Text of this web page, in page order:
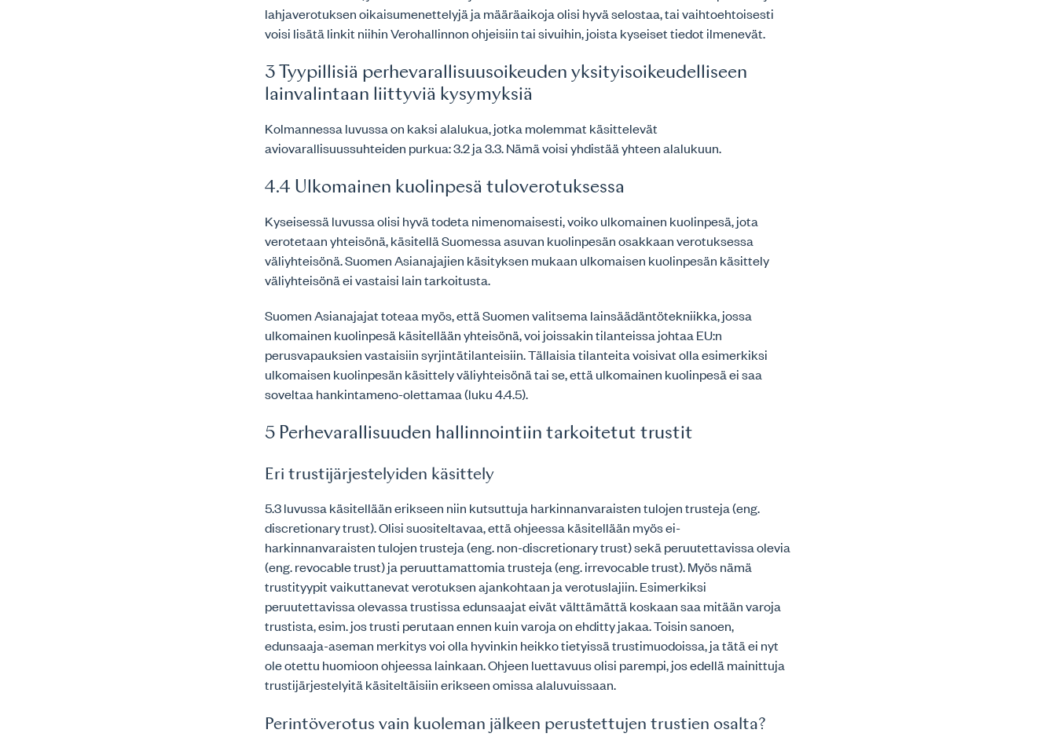
lahjaverotuksen oikaisumenettelyjä ja määräaikoja olisi hyvä selostaa, tai vaihtoehtoisesti
voisi lisätä linkit niihin Verohallinnon ohjeisiin tai sivuihin, joista kyseiset tiedot ilmenevät.
3 Tyypillisiä perhevarallisuusoikeuden yksityisoikeudelliseen
lainvalintaan liittyviä kysymyksiä
Kolmannessa luvussa on kaksi alalukua, jotka molemmat käsittelevät
aviovarallisuussuhteiden purkua: 3.2 ja 3.3. Nämä voisi yhdistää yhteen alalukuun.
4.4 Ulkomainen kuolinpesä tuloverotuksessa
Kyseisessä luvussa olisi hyvä todeta nimenomaisesti, voiko ulkomainen kuolinpesä, jota
verotetaan yhteisönä, käsitellä Suomessa asuvan kuolinpesän osakkaan verotuksessa
väliyhteisönä. Suomen Asianajajien käsityksen mukaan ulkomaisen kuolinpesän käsittely
väliyhteisönä ei vastaisi lain tarkoitusta.
Suomen Asianajajat toteaa myös, että Suomen valitsema lainsäädäntötekniikka, jossa
ulkomainen kuolinpesä käsitellään yhteisönä, voi joissakin tilanteissa johtaa EU:n
perusvapauksien vastaisiin syrjintätilanteisiin. Tällaisia tilanteita voisivat olla esimerkiksi
ulkomaisen kuolinpesän käsittely väliyhteisönä tai se, että ulkomainen kuolinpesä ei saa
soveltaa hankintameno-olettamaa (luku 4.4.5).
5 Perhevarallisuuden hallinnointiin tarkoitetut trustit
Eri trustijärjestelyiden käsittely
5.3 luvussa käsitellään erikseen niin kutsuttuja harkinnanvaraisten tulojen trusteja (eng.
discretionary trust). Olisi suositeltavaa, että ohjeessa käsitellään myös ei-
harkinnanvaraisten tulojen trusteja (eng. non-discretionary trust) sekä peruutettavissa olevia
(eng. revocable trust) ja peruuttamattomia trusteja (eng. irrevocable trust). Myös nämä
trustityypit vaikuttanevat verotuksen ajankohtaan ja verotuslajiin. Esimerkiksi
peruutettavissa olevassa trustissa edunsaajat eivät välttämättä koskaan saa mitään varoja
trustista, esim. jos trusti perutaan ennen kuin varoja on ehditty jakaa. Toisin sanoen,
edunsaaja-aseman merkitys voi olla hyvinkin heikko tietyissä trustimuodoissa, ja tätä ei nyt
ole otettu huomioon ohjeessa lainkaan. Ohjeen luettavuus olisi parempi, jos edellä mainittuja
trustijärjestelyitä käsiteltäisiin erikseen omissa alaluvuissaan.
Perintöverotus vain kuoleman jälkeen perustettujen trustien osalta?